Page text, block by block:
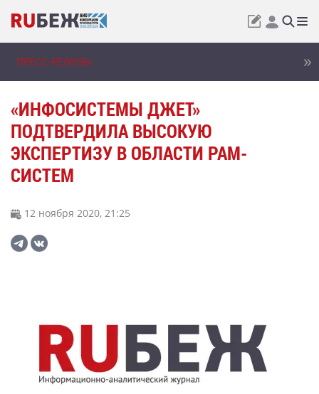
ПРЕСС-РЕЛИЗЫ
«ИНФОСИСТЕМЫ ДЖЕТ»
ПОДТВЕРДИЛА ВЫСОКУЮ
ЭКСПЕРТИЗУ В ОБЛАСТИ PAM-
СИСТЕМ
12 ноября 2020, 21:25